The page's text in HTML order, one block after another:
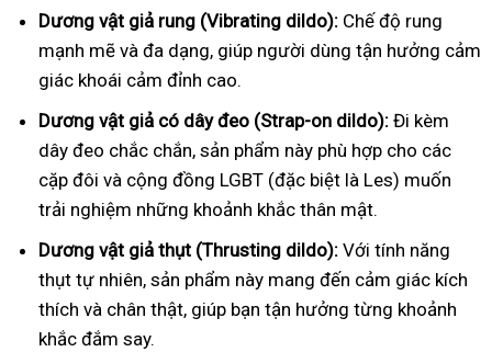
Dương vật giả rung (Vibrating dildo): Chế độ rung
mạnh mẽ và đa dạng, giúp người dùng tận hưởng cảm
giác khoái cảm đỉnh cao.
Dương vật giả có dây đeo (Strap-on dildo): Đi kèm
dây đeo chắc chắn, sản phẩm này phù hợp cho các
cặp đôi và cộng đồng LGBT (đặc biệt là Les) muốn
trải nghiệm những khoảnh khắc thân mật.
Dương vật giả thụt (Thrusting dildo): Với tính năng
thụt tự nhiên, sản phẩm này mang đến cảm giác kích
thích và chân thật, giúp bạn tận hưởng từng khoảnh
khắc đắm say.